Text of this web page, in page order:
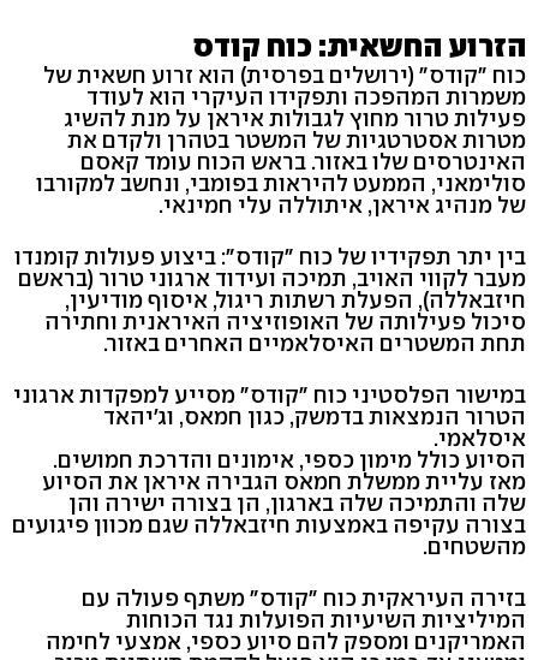
הזרוע החשאית: כוח קודס
כוח "קודס" (ירושלים בפרסית) הוא זרוע חשאית של
משמרות המהפכה ותפקידו העיקרי הוא לעודד
פעילות טרור מחוץ לגבולות איראן על מנת להשיג
מטרות אסטרטגיות של המשטר בטהרן ולקדם את
האינטרסים שלו באזור. בראש הכוח עומד קאסם
סולימאני, הממעט להיראות בפומבי, ונחשב למקורבו
של מנהיג איראן, איתוללה עלי חמינאי.
בין יתר תפקידיו של כוח "קודס": ביצוע פעולות קומנדו
מעבר לקווי האויב, תמיכה ועידוד ארגוני טרור (בראשם
חיזבאללה), הפעלת רשתות ריגול, איסוף מודיעין,
סיכול פעילותה של האופוזיציה האיראנית וחתירה
תחת המשטרים האיסלאמיים האחרים באזור.
במישור הפלסטיני כוח "קודס" מסייע למפקדות ארגוני
הטרור הנמצאות בדמשק, כגון חמאס, וג'יהאד
איסלאמי.
הסיוע כולל מימון כספי, אימונים והדרכת חמושים.
מאז עליית ממשלת חמאס הגבירה איראן את הסיוע
שלה והתמיכה שלה בארגון, הן בצורה ישירה והן
בצורה עקיפה באמצעות חיזבאללה שגם מכוון פיגועים
מהשטחים.
בזירה העיראקית כוח "קודס" משתף פעולה עם
המיליציות השיעיות הפועלות נגד הכוחות
האמריקנים ומספק להם סיוע כספי, אמצעי לחימה